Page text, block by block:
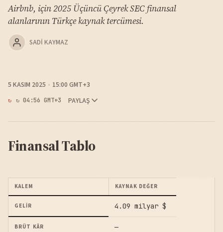
Airbnb, için 2025 Üçüncü Çeyrek SEC finansal
alanlarının Türkçe kaynak tercümesi.
SADI KAYMAZ
5 KASIM 2025 15:00 GMT+3
↻ 04:56 GMT+3 PAYLAŞ
Finansal Tablo
KALEM KAYNAK DEĞER
GELIR 4.09 milyar $
BRÜT KÂR —